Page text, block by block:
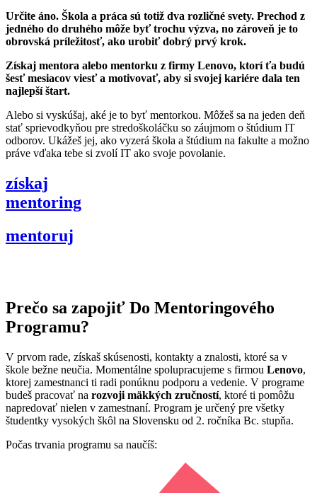
Určite áno. Škola a práca sú totiž dva rozličné svety. Prechod z
jedného do druhého môže byť trochu výzva, no zároveň je to
obrovská príležitosť, ako urobiť dobrý prvý krok.
Získaj mentora alebo mentorku z firmy Lenovo, ktorí ťa budú
šesť mesiacov viesť a motivovať, aby si svojej kariére dala ten
najlepší štart.
Alebo si vyskúšaj, aké je to byť mentorkou. Môžeš sa na jeden deň
stať sprievodkyňou pre stredoškoláčku so záujmom o štúdium IT
odborov. Ukážeš jej, ako vyzerá škola a štúdium na fakulte a možno
práve vďaka tebe si zvolí IT ako svoje povolanie.
získaj
mentoring
mentoruj
Prečo sa zapojiť Do Mentoringového
Programu?
V prvom rade, získaš skúsenosti, kontakty a znalosti, ktoré sa v
škole bežne neučia. Momentálne spolupracujeme s firmou Lenovo,
ktorej zamestnanci ti radi ponúknu podporu a vedenie. V programe
budeš pracovať na rozvoji mäkkých zručností, ktoré ti pomôžu
napredovať nielen v zamestnaní. Program je určený pre všetky
študentky vysokých škôl na Slovensku od 2. ročníka Bc. stupňa.
Počas trvania programu sa naučíš: